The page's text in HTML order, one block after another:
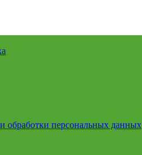
обработки персональных данных